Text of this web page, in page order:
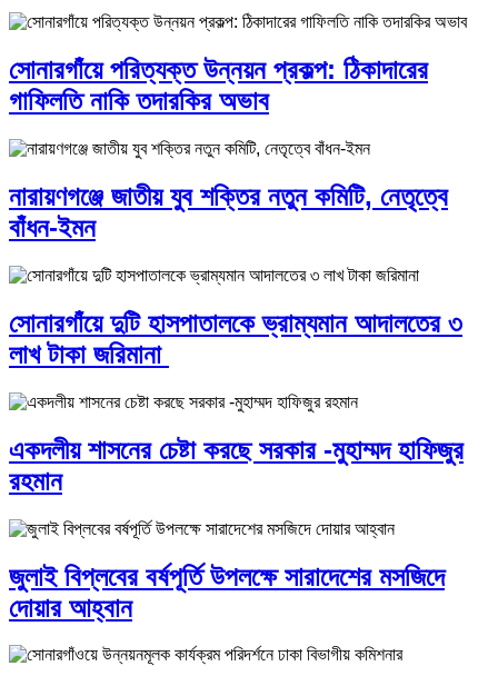
সোনারগাঁয়ে পরিত্যক্ত উন্নয়ন প্রকল্প: ঠিকাদারের
গাফিলতি নাকি তদারকির অভাব
নারায়ণগঞ্জে জাতীয় যুব শক্তির নতুন কমিটি, নেতৃত্বে
বাঁধন-ইমন
সোনারগাঁয়ে দুটি হাসপাতালকে ভ্রাম্যমান আদালতের ৩
লাখ টাকা জরিমানা
একদলীয় শাসনের চেষ্টা করছে সরকার -মুহাম্মদ হাফিজুর
রহমান
জুলাই বিপ্লবের বর্ষপূর্তি উপলক্ষে সারাদেশের মসজিদে
দোয়ার আহ্বান